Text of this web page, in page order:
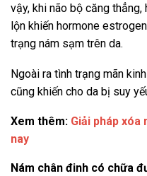
vậy, khi não bộ căng
lộn khiến hormone
trạng nám sạm trên da.
Ngoài ra tình trạng mãn
cũng khiến cho da bị suy
Xem thêm: Giải pháp xóa
nay
Nám chân đinh có chữa